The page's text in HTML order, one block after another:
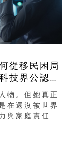
從移民困局
技界公認的
物。但她真正
在還沒被世界
與家庭責任之